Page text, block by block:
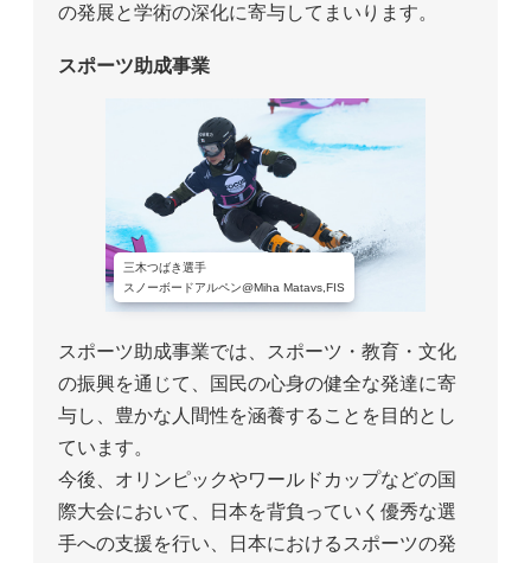
の発展と学術の深化に寄与してまいります。
スポーツ助成事業
三木つばき選手
スノーボードアルペン@Miha Matavs,FIS
スポーツ助成事業では、スポーツ・教育・文化
の振興を通じて、国民の心身の健全な発達に寄
与し、豊かな人間性を涵養することを目的とし
ています。
今後、オリンピックやワールドカップなどの国
際大会において、日本を背負っていく優秀な選
手への支援を行い、日本におけるスポーツの発